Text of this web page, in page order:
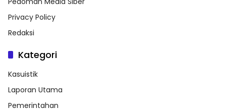
Privacy Policy
Redaksi
Kategori
Kasuistik
Laporan Utama
Pemerintahan